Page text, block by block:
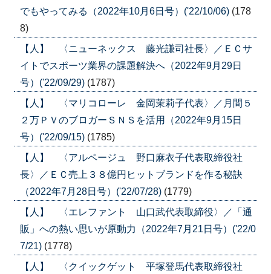
でもやってみる（2022年10月6日号）('22/10/06) (178
8)
【人】 〈ニューネックス 藤光謙司社長〉／ＥＣサ
イトでスポーツ業界の課題解決へ（2022年9月29日
号）('22/09/29) (1787)
【人】 〈マリコローレ 金岡茉莉子代表〉／月間５
２万ＰＶのブロガーＳＮＳを活用（2022年9月15日
号）('22/09/15) (1785)
【人】 〈アルページュ 野口麻衣子代表取締役社
長〉／ＥＣ売上３８億円ヒットブランドを作る秘訣
（2022年7月28日号）('22/07/28) (1779)
【人】 〈エレファント 山口武代表取締役〉／「通
販」への熱い思いが原動力（2022年7月21日号）('22/0
7/21) (1778)
【人】 〈クイックゲット 平塚登馬代表取締役社